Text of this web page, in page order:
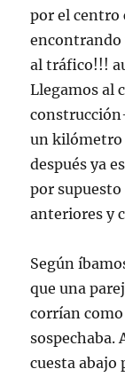
por el centro
encontrando
al tráfico!!!
Llegamos al
un kilómetro
después ya
por
anteriores y
Según
que una
corrían
sospechaba.
cuesta abajo